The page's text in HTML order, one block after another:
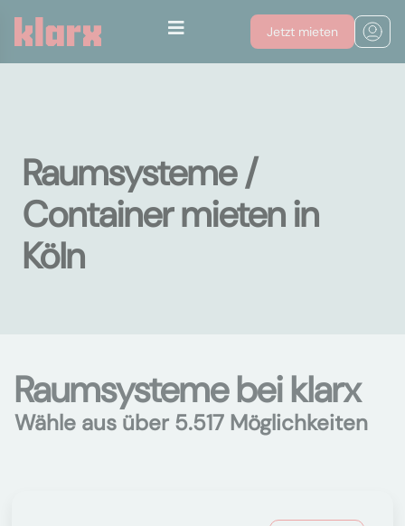
Jetzt mieten
Raumsysteme /
Container mieten in
Köln
Raumsysteme bei klarx
Wähle aus über 5.517 Möglichkeiten